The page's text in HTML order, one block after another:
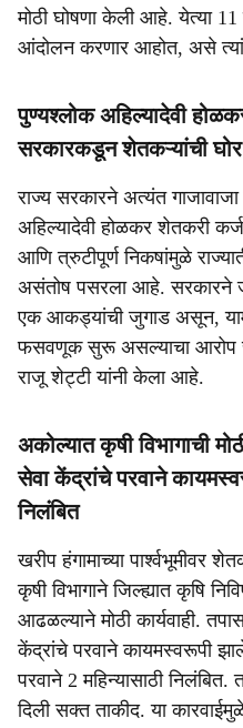
मोठी घोषणा केली आहे. येत्या 11
आंदोलन करणार आहोत, असे
पुण्यश्लोक अहिल्यादेवी
सरकारकडून शेतकऱ्यांची
राज्य सरकारने अत्यंत
अहिल्यादेवी होळकर शेतकरी
आणि त्रुटीपूर्ण निकषांमुळे
असंतोष पसरला आहे. सरकारने
एक आकड्यांची जुगाड असून,
फसवणूक सुरू असल्याचा आरोप
राजू शेट्टी यांनी केला आहे.
अकोल्यात कृषी विभागाची
सेवा केंद्रांचे परवाने
निलंबित
खरीप हंगामाच्या पार्श्वभूमीवर
कृषी विभागाने जिल्ह्यात कृषि
आढळल्याने मोठी कार्यवाही.
केंद्रांचे परवाने कायमस्वरूपी
परवाने 2 महिन्यासाठी
दिली सक्त ताकीद. या